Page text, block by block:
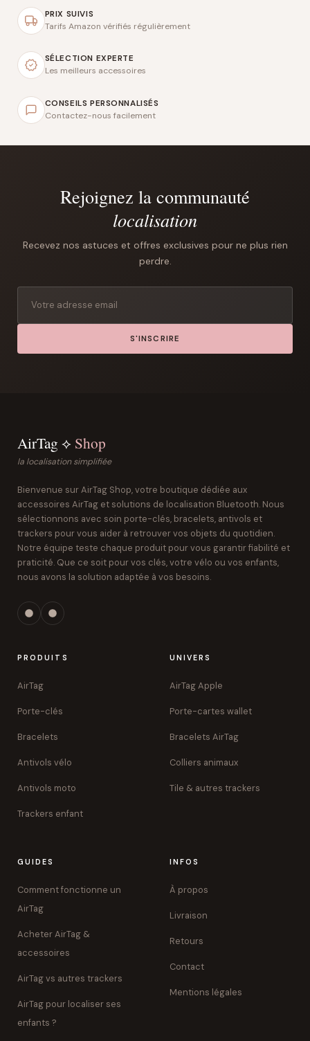
PRIX SUIVIS
Tarifs Amazon vérifiés régulièrement
SÉLECTION EXPERTE
Les meilleurs accessoires
CONSEILS PERSONNALISÉS
Contactez-nous facilement
Rejoignez la communauté
localisation
Recevez nos astuces et offres exclusives pour ne plus rien
perdre.
S'INSCRIRE
AirTag ⟡ Shop
la localisation simplifiée
Bienvenue sur AirTag Shop, votre boutique dédiée aux
accessoires AirTag et solutions de localisation Bluetooth. Nous
sélectionnons avec soin porte-clés, bracelets, antivols et
trackers pour vous aider à retrouver vos objets du quotidien.
Notre équipe teste chaque produit pour vous garantir fiabilité et
praticité. Que ce soit pour vos clés, votre vélo ou vos enfants,
nous avons la solution adaptée à vos besoins.
PRODUITS
AirTag
Porte-clés
Bracelets
Antivols vélo
Antivols moto
Trackers enfant
UNIVERS
AirTag Apple
Porte-cartes wallet
Bracelets AirTag
Colliers animaux
Tile & autres trackers
GUIDES
Comment fonctionne un
AirTag
Acheter AirTag &
accessoires
AirTag vs autres trackers
AirTag pour localiser ses
enfants ?
INFOS
À propos
Livraison
Retours
Contact
Mentions légales